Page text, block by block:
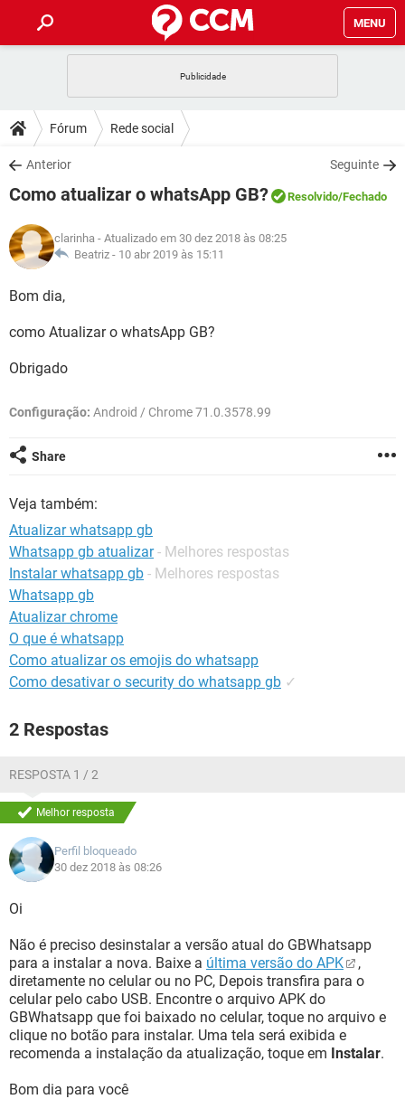
MENU
CELULAR
OUTLOOK
INSTAGRAM GMAIL
GUIA DE COMPRAS
DICAS
JOGOS
INSTAGRAM GMAIL
GUIA DE COMPRAS
DOWNLOADS
JOGOS WHATSAPP
CELULAR
OUTLOOK EXCEL
INSTAGRAM
JOGOS WHATSAPP
CELULAR
OUTLOOK
INSTAGRAM
GUIA DE COMPRAS
GLOSSÁRIO
JOGOS
INSTAGRAM
GUIA DE COMPRAS
Fórum Rede social
Anterior Seguinte
Como atualizar o whatsApp GB? Resolvido/Fechado
clarinha - Atualizado em 30 dez 2018 às 08:25
Beatriz - 10 abr 2019 às 15:11
Bom dia,
como Atualizar o whatsApp GB?
Obrigado
Configuração: Android / Chrome 71.0.3578.99
Share
Veja também:
Atualizar whatsapp gb
Whatsapp gb atualizar - Melhores respostas
Instalar whatsapp gb - Melhores respostas
Whatsapp gb
Atualizar chrome
O que é whatsapp
Como atualizar os emojis do whatsapp
Como desativar o security do whatsapp gb ✓
2 Respostas
RESPOSTA 1 / 2
Melhor resposta
Perfil bloqueado
30 dez 2018 às 08:26
Oi
Não é preciso desinstalar a versão atual do GBWhatsapp
para a instalar a nova. Baixe a última versão do APK
,
diretamente no celular ou no PC, Depois transfira para o
celular pelo cabo USB. Encontre o arquivo APK do
GBWhatsapp que foi baixado no celular, toque no arquivo e
clique no botão para instalar. Uma tela será exibida e
recomenda a instalação da atualização, toque em Instalar.
Bom dia para você